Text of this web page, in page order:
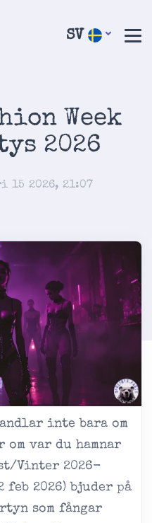
SV
Week
2026
15 2026, 21:07
inte bara om
var du hamnar
Vinter 2026-
2026) bjuder på
som fångar